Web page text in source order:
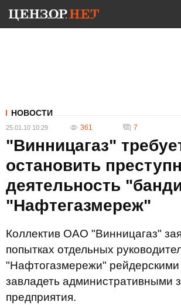
НОВОСТИ
25.01.10 10:29 361 7
"Винницагаз"
остановить
деятельность
"Нафтегазмереж"
Коллектив ОАО "Винницагаз"
попытках отдельных
"Нафтогазмережи"
завладеть административными
предприятия.